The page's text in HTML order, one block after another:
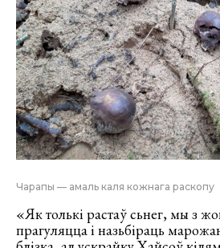
Чарапы — амаль каля кожнага раскопу
«Як толькі растаў сьнег, мы з
прагуляцца і назьбіраць